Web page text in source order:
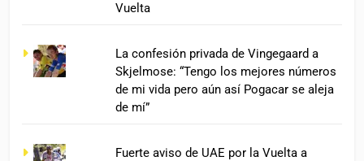
Vuelta
La confesión privada de Vingegaard a
Skjelmose: “Tengo los mejores números
de mi vida pero aún así Pogacar se aleja
de mí”
Fuerte aviso de UAE por la Vuelta a